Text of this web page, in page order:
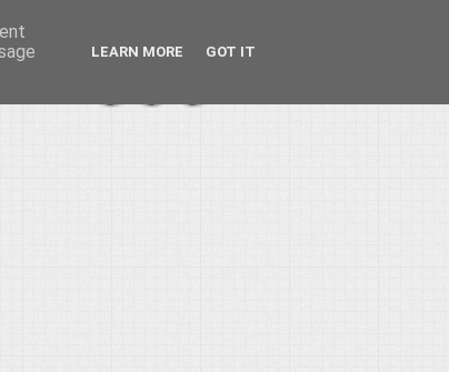
LEARN MORE GOT IT